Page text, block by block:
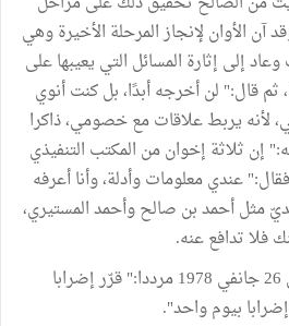
الأوان لإنجاز المرحلة الأخيرة وهي
إلى إثارة المسائل التي يعيبها على
ثم قال:" لن أخرجه أبدًا، بل كنت أنوي
لأنه يربط علاقات مع خصومي، ذاكرا
إن ثلاثة إخوان من المكتب التنفيذي
عندي معلومات وأدلة، وأنا أعرفه
مثل أحمد بن صالح وأحمد المستيري،
فلا تدافع عنه.
ثم عاد إلى الاضراب العام في 26 جانفي 1978 مرددا:" قرّر إضرابا
بيوم واحد".